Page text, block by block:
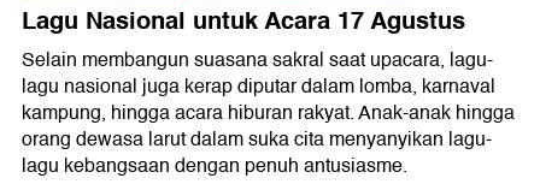
Lagu Nasional untuk Acara 17 Agustus
Selain membangun suasana sakral saat upacara, lagu-
lagu nasional juga kerap diputar dalam lomba, karnaval
kampung, hingga acara hiburan rakyat. Anak-anak hingga
orang dewasa larut dalam suka cita menyanyikan lagu-
lagu kebangsaan dengan penuh antusiasme.